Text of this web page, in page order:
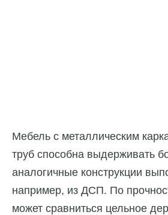
Мебель с металлическим
труб способна выдерживать
аналогичные конструкции
например, из ДСП. По
может сравниться цельное